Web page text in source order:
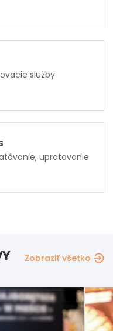
služby
upratovanie
Zobraziť všetko